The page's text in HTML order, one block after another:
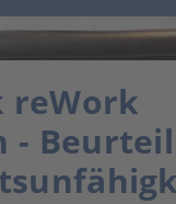
reWork
-